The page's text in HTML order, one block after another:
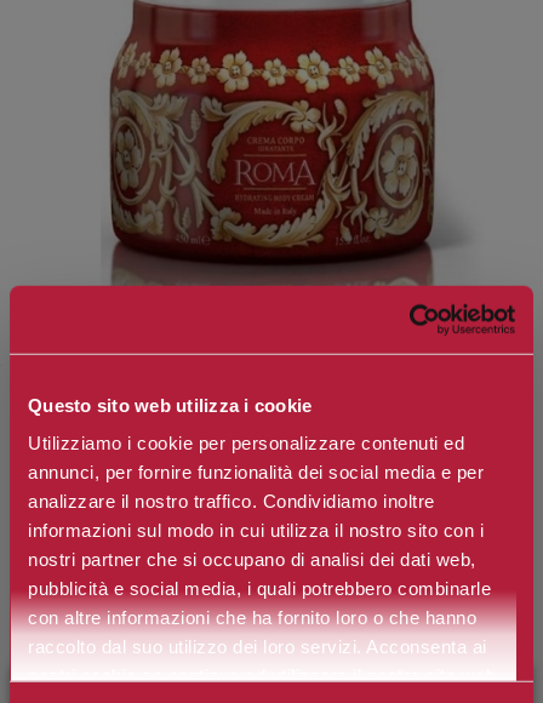
Questo sito web utilizza i cookie
Utilizziamo i cookie per personalizzare contenuti ed
annunci, per fornire funzionalità dei social media e per
analizzare il nostro traffico. Condividiamo inoltre
informazioni sul modo in cui utilizza il nostro sito con i
nostri partner che si occupano di analisi dei dati web,
pubblicità e social media, i quali potrebbero combinarle
con altre informazioni che ha fornito loro o che hanno
raccolto dal suo utilizzo dei loro servizi. Acconsenta ai
nostri cookie se continua ad utilizzare il nostro sito web.
RUDY PROFUMI
Le Maioliche Roma Crema Corpo
Idratante
Marchio: Rudy Profumi